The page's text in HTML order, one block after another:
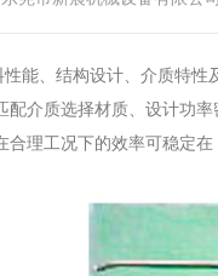
能、结构设计、介质特性
介质选择材质、设计功
理工况下的效率可稳定在